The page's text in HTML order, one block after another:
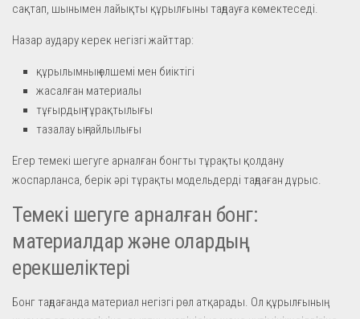
сақтап, шынымен лайықты құрылғыны таңдауға көмектеседі.
Назар аудару керек негізгі жайттар:
құрылымның өлшемі мен биіктігі
жасалған материалы
тұғырдың тұрақтылығы
тазалау ыңғайлылығы
Егер темекі шегуге арналған бонгты тұрақты қолдану
жоспарланса, берік әрі тұрақты модельдерді таңдаған дұрыс.
Темекі шегуге арналған бонг:
материалдар және олардың
ерекшеліктері
Бонг таңдағанда материал негізгі рөл атқарады. Ол құрылғының